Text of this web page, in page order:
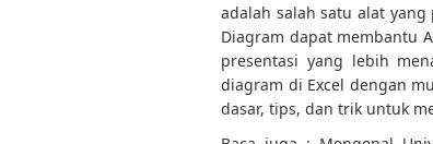
adalah salah satu alat
Diagram dapat membantu
presentasi yang lebih
diagram di Excel dengan
dasar, tips, dan trik untuk